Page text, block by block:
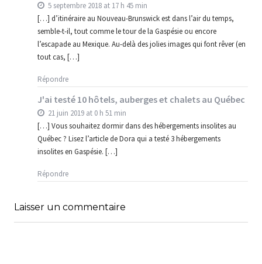
5 septembre 2018 at 17 h 45 min
[…] d’itinéraire au Nouveau-Brunswick est dans l’air du temps,
semble-t-il, tout comme le tour de la Gaspésie ou encore
l’escapade au Mexique. Au-delà des jolies images qui font rêver (en
tout cas, […]
Répondre
J'ai testé 10 hôtels, auberges et chalets au Québec
21 juin 2019 at 0 h 51 min
[…] Vous souhaitez dormir dans des hébergements insolites au
Québec ? Lisez l’article de Dora qui a testé 3 hébergements
insolites en Gaspésie. […]
Répondre
Laisser un commentaire